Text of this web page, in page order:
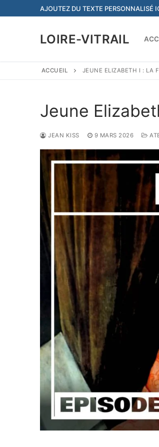
au
AJOUTEZ DU TEXTE PERSONNALISÉ
LOIRE-VITRAIL
ACCUEIL JEUNE ELIZABETH I : LA
Jeune
JEAN KISS 9 MARS 2026